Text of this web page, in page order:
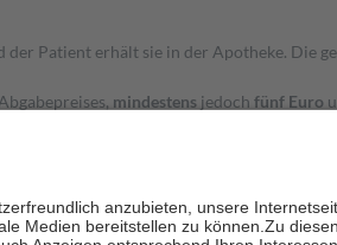
Patient erhält sie in der Apotheke. Die
mindestens jedoch fünf Euro
die besondere Stellung der Familie zu
der Fahrkosten